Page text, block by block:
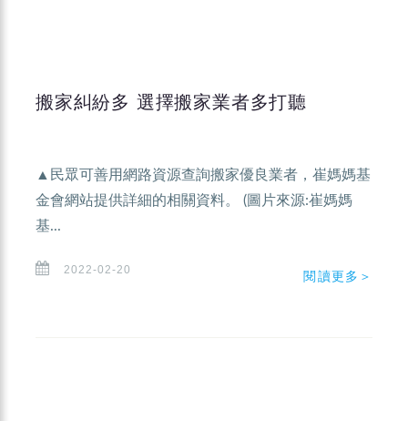
搬家糾紛多 選擇搬家業者多打聽
▲民眾可善用網路資源查詢搬家優良業者，崔媽媽基
金會網站提供詳細的相關資料。 (圖片來源:崔媽媽
基...
2022-02-20 閱讀更多＞